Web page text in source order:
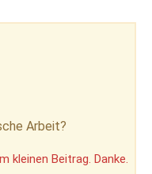
Arbeit?
kleinen Beitrag. Danke.